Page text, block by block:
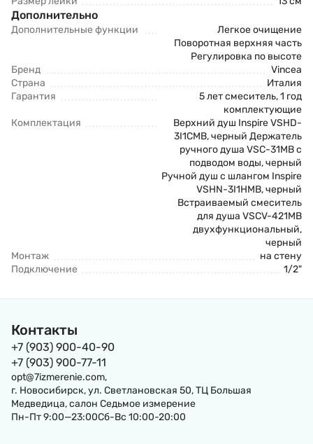
Дополнительно
Дополнительные функции
Легкое очищение
Поворотная верхняя часть
Регулировка по высоте
Бренд
Vincea
Страна
Италия
Гарантия
5 лет смеситель, 1 год
комплектующие
Комплектация
Верхний душ Inspire VSHD-
3I1CMB, черный Держатель
ручного душа VSC-31MB с
подводом воды, черный
Ручной душ с шлангом Inspire
VSHN-3I1HMB, черный
Встраиваемый смеситель
для душа VSCV-421MB
двухфункциональный,
черный
Монтаж
на стену
Подключение
1/2"
Контакты
+7 (903) 900-40-90
+7 (903) 900-77-11
opt@7izmerenie.com,
г. Новосибирск, ул. Светлановская 50, ТЦ Большая
Медведица, салон Седьмое измерение
Пн-Пт 9:00—23:00Сб-Вс 10:00-20:00